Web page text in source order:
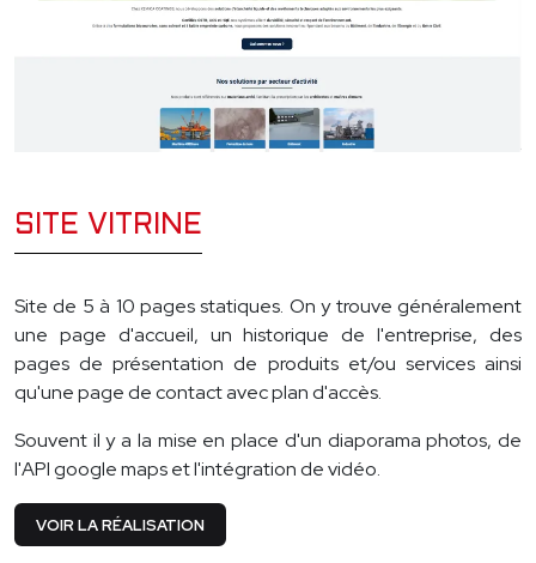
SITE VITRINE
Site de 5 à 10 pages statiques. On y trouve généralement
une page d'accueil, un historique de l'entreprise, des
pages de présentation de produits et/ou services ainsi
qu'une page de contact avec plan d'accès.
Souvent il y a la mise en place d'un diaporama photos, de
l'API google maps et l'intégration de vidéo.
VOIR LA RÉALISATION